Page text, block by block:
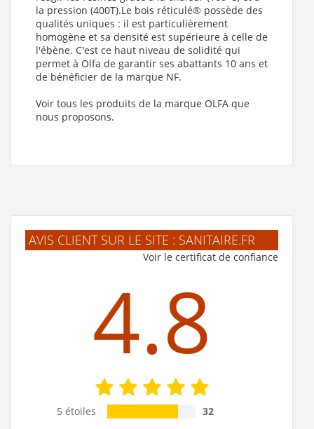
la pression (400T).Le bois réticulé® possède des
qualités uniques : il est particulièrement
homogène et sa densité est supérieure à celle de
l'ébène. C'est ce haut niveau de solidité qui
permet à Olfa de garantir ses abattants 10 ans et
de bénéficier de la marque NF.
Voir tous les produits de la marque OLFA que
nous proposons.
AVIS CLIENT SUR LE SITE : SANITAIRE.FR
Voir le certificat de confiance
4.8
5 étoiles
32